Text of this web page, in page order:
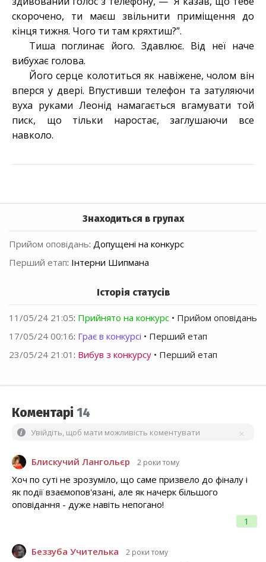
скорочено, ти маєш звільнити приміщення до
кінця тижня. Чого ти там кряхтиш?”.
Тиша поглинає його. Здавлює. Від неї наче
вибухає голова.
Його серце колотиться як навіжене, чолом він
вперся у двері. Впустивши телефон та затуляючи
вуха руками Леонід намагається вгамувати той
писк, що тільки наростає, заглушаючи все
навколо.
Знаходиться в групах
Прийом оповідань: Допущені на конкурс
Перший етап: Інтерни Шипмана
Історія статусів
11/05/24 21:05: Прийнято на конкурс • Прийом оповідань
17/05/24 00:16: Грає в конкурсі • Перший етап
23/05/24 21:01 : Вибув з конкурсу • Перший етап
Коментарі 14
Увійдіть, щоб мати можливість коментувати
Блискучий Лангольєр 2 роки тому
1
Хоч по суті не зрозуміло, що саме призвело до фіналу і
як події взаємопов'язані, але як начерк більшого
оповідання - дуже навіть непогано!
Беззуба Учителька 2 роки тому